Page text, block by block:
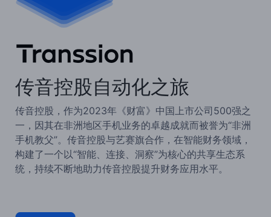
传音控股自动化之旅
传音控股，作为2023年《财富》中国上市公司500强之
一，因其在非洲地区手机业务的卓越成就而被誉为“非洲
手机教父”。传音控股与艺赛旗合作，在智能财务领域，
构建了一个以“智能、连接、洞察”为核心的共享生态系
统，持续不断地助力传音控股提升财务应用水平。